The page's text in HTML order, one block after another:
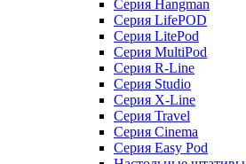
Серия Hangman
Серия LifePOD
Серия LitePod
Серия MultiPod
Серия R-Line
Серия Studio
Серия X-Line
Серия Travel
Серия Cinema
Серия Easy Pod